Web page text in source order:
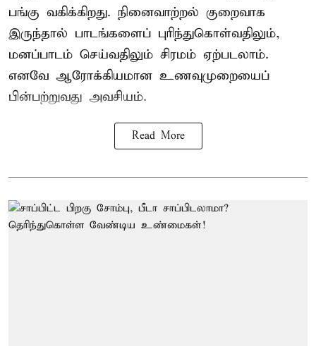
பங்கு வகிக்கிறது. நினைவாற்றல் குறைவாக
இருந்தால் பாடங்களைப் புரிந்துகொள்வதிலும்,
மனப்பாடம் செய்வதிலும் சிரமம் ஏற்படலாம்.
எனவே ஆரோக்கியமான உணவுமுறையைப்
பின்பற்றுவது அவசியம்.
Read More